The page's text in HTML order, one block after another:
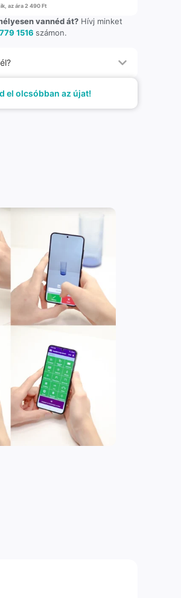
az ára 2 490 Ft
vannéd át? Hívj minket
1516 számon.
el olcsóbban az újat!